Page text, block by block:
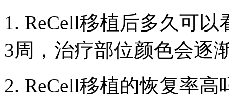
1. ReCell移植后多久可
3周，治疗部位颜色会逐
2. ReCell移植的恢复率